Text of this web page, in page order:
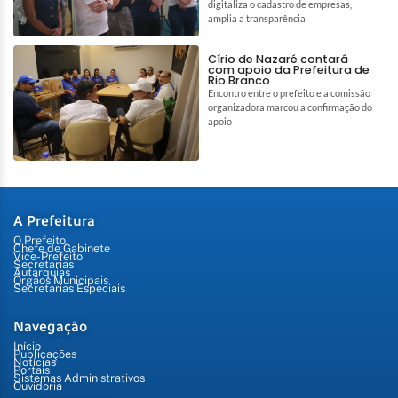
digitaliza o cadastro de empresas,
amplia a transparência
Círio de Nazaré contará
com apoio da Prefeitura de
Rio Branco
Encontro entre o prefeito e a comissão
organizadora marcou a confirmação do
apoio
A Prefeitura
O Prefeito
Chefe de Gabinete
Vice-Prefeito
Secretarias
Autarquias
Órgãos Municipais
Secretarias Especiais
Navegação
Início
Publicações
Notícias
Portais
Sistemas Administrativos
Ouvidoria